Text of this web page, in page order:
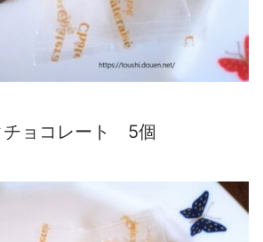
ョコレート 5個